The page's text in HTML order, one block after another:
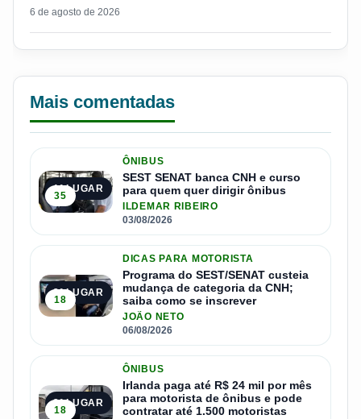
6 de agosto de 2026
Mais comentadas
1º LUGAR
35
ÔNIBUS
SEST SENAT banca CNH e curso
para quem quer dirigir ônibus
ILDEMAR RIBEIRO
03/08/2026
2º LUGAR
18
DICAS PARA MOTORISTA
Programa do SEST/SENAT custeia
mudança de categoria da CNH;
saiba como se inscrever
JOÃO NETO
06/08/2026
3º LUGAR
18
ÔNIBUS
Irlanda paga até R$ 24 mil por mês
para motorista de ônibus e pode
contratar até 1.500 motoristas